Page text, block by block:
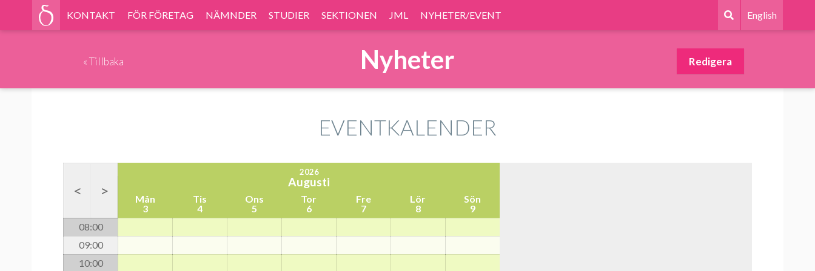
KONTAKT FÖR FÖRETAG NÄMNDER STUDIER SEKTIONEN JML NYHETER/EVENT English
«Tillbaka Nyheter Redigera
EVENTKALENDER
< >
2026
Augusti
Mån
3
Tis
4
Ons
5
Tor
6
Fre
7
Lör
8
Sön
9
08:00
09:00
10:00